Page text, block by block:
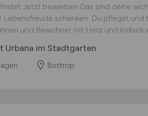
Jetzt bewerben Das sind deine
Lebensfreude schenken: Du pflegst und
und Bewohner mit Herz und
Urbana im Stadtgarten
Bottrop